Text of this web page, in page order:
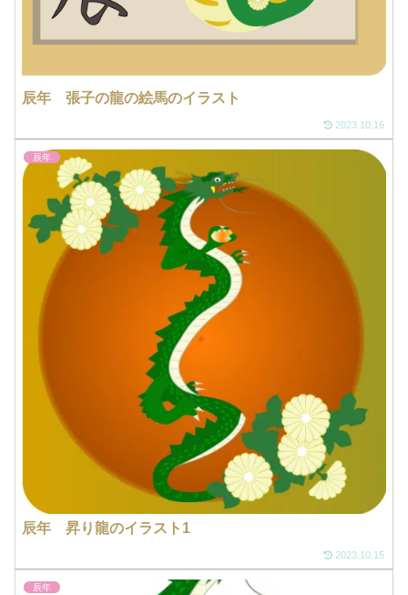
辰年 張子の龍の絵馬のイラスト
2023.10.16
辰年
辰年 昇り龍のイラスト1
2023.10.15
辰年